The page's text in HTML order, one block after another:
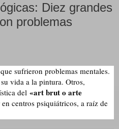
Diez grandes
problemas
sufrieron problemas mentales.
vida a la pintura. Otros,
del «art brut o arte
centros psiquiátricos, a raíz de